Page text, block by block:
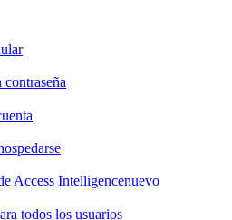
Access Intelligencenuevo
todos los usuarios